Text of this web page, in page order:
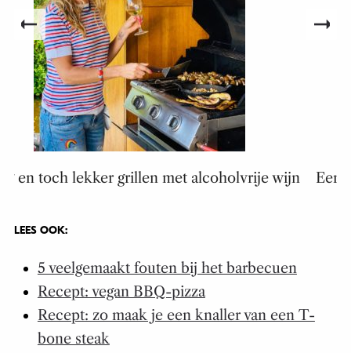
5 veelgemaakt fouten bij het barbecuen
Recept: vegan BBQ-pizza
Recept: zo maak je een knaller van een T-